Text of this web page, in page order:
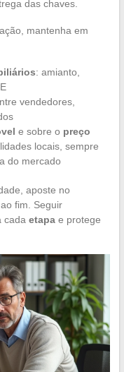
das chaves.
mantenha em
: amianto,
vendedores,
e sobre o preço
locais, sempre
do mercado
aposte no
fim. Seguir
cada etapae protege